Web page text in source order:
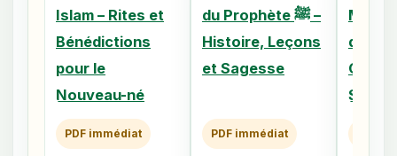
PDF immédiat PDF immédiat